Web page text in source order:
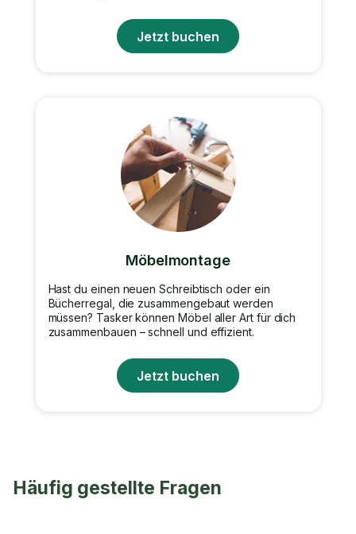
Jetzt buchen
Möbelmontage
Hast du einen neuen Schreibtisch oder ein
Bücherregal, die zusammengebaut werden
müssen? Tasker können Möbel aller Art für dich
zusammenbauen – schnell und effizient.
Jetzt buchen
Häufig gestellte Fragen